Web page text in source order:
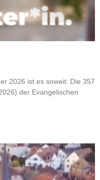
2026 ist es soweit: Die 357
der Evangelischen